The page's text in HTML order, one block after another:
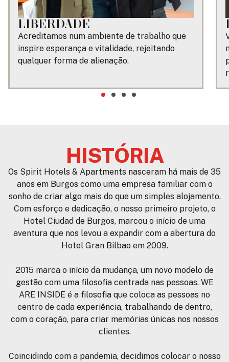
LIBERDADE
Acreditamos num ambiente de trabalho que
inspire esperança e vitalidade, rejeitando
qualquer forma de alienação.
HISTÓRIA
Os Spirit Hotels & Apartments nasceram há mais de 35
anos em Burgos como uma empresa familiar com o
sonho de criar algo mais do que um simples alojamento.
Com esforço e dedicação, o nosso primeiro projeto, o
Hotel Ciudad de Burgos, marcou o início de uma
aventura que nos levou a expandir com a abertura do
Hotel Gran Bilbao em 2009.
2015 marca o início da mudança, um novo modelo de
gestão com uma filosofia centrada nas pessoas. WE
ARE INSIDE é a filosofia que coloca as pessoas no
centro de cada experiência, trabalhando de dentro,
com o coração, para criar memórias únicas nos nossos
clientes.
Coincidindo com a pandemia, decidimos colocar o nosso